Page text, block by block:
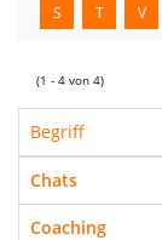
S
T V
(1 - 4 von 4)
Begriff
Chats
Coaching